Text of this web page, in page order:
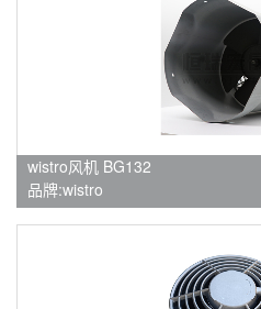
wistro风机 BG132
品牌:wistro